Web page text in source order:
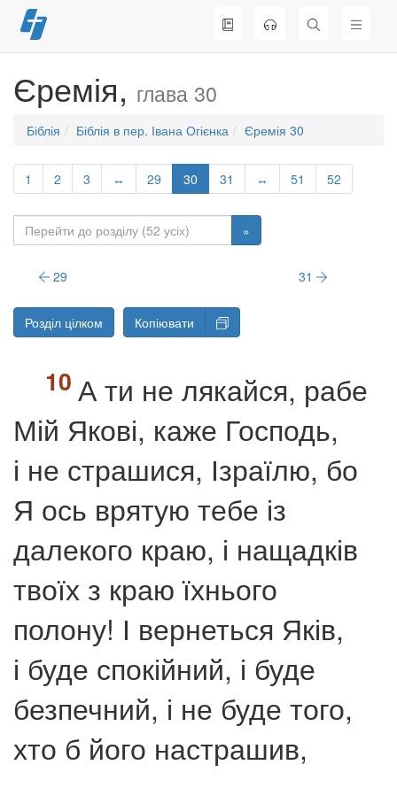
Перейти
до
Єремія, глава 30
Біблія Біблія в пер. Івана Огієнка Єремія 30
1 2 3 ↔ 29 30 31 ↔ 51 52
»
29 31
Розділ цілком Копіювати
А ти не лякайся, рабе
Мій Якові, каже Господь,
і не страшися, Ізраїлю, бо
Я ось врятую тебе із
далекого краю, і нащадків
твоїх з краю їхнього
полону! І вернеться Яків,
і буде спокійний, і буде
безпечний, і не буде того,
хто б його настрашив,